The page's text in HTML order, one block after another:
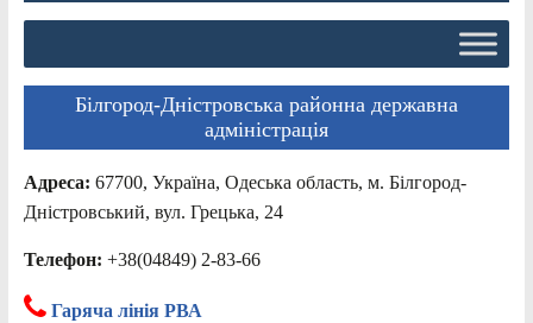
Білгород-Дністровська районна державна
адміністрація
Адреса: 67700, Україна, Одеська область, м. Білгород-
Дністровський, вул. Грецька, 24
Телефон: +38(04849) 2-83-66
Гаряча лінія РВА